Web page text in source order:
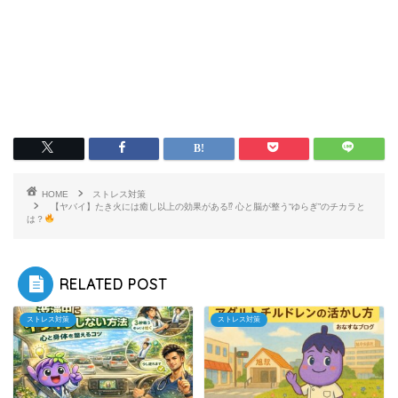
HOME
ストレス対策
【ヤバイ】たき火には癒し以上の効果がある⁉︎ 心と脳が整う“ゆらぎ”のチカラと
は？
RELATED POST
ストレス対策 ストレス対策